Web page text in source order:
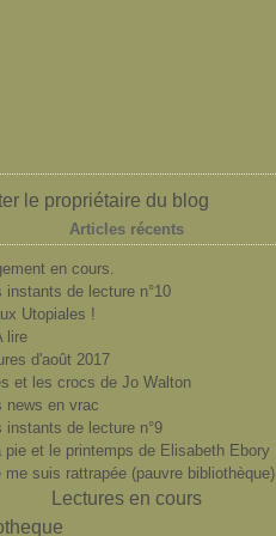
le propriétaire du blog
Articles récents
en cours.
instants de lecture n°10
Utopiales !
lire
d'août 2017
et les crocs de Jo Walton
news en vrac
instants de lecture n°9
pie et le printemps de Elisabeth Ebory
me suis rattrapée (pauvre bibliothèque)
Lectures en cours